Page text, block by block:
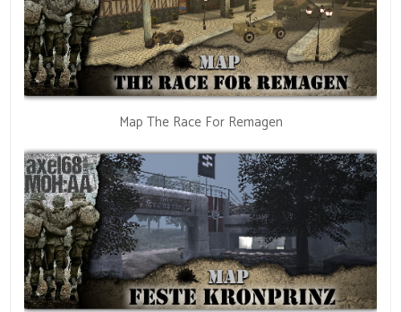
Map The Race For Remagen